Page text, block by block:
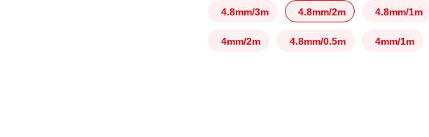
4.8mm/3m 4.8mm/2m 4.8mm/1m
4mm/2m 4.8mm/0.5m 4mm/1m